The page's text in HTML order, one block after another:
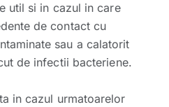
util si in cazul in care
de contact cu
sau a calatorit
de infectii bacteriene.
in cazul urmatoarelor